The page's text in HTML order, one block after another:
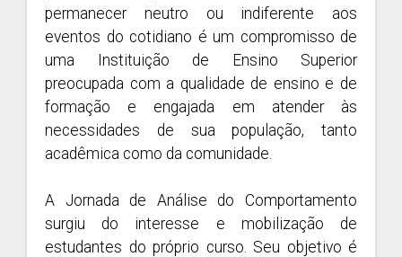
permanecer neutro ou indiferente aos
eventos do cotidiano é um compromisso de
uma Instituição de Ensino Superior
preocupada com a qualidade de ensino e de
formação e engajada em atender às
necessidades de sua população, tanto
acadêmica como da comunidade.
A Jornada de Análise do Comportamento
surgiu do interesse e mobilização de
estudantes do próprio curso. Seu objetivo é